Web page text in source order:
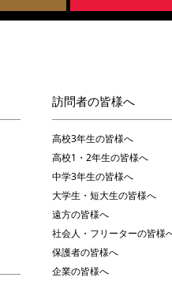
訪問者の皆様へ
高校3年生の皆様へ
高校1・2年生の皆様へ
中学3年生の皆様へ
大学生・短大生の皆様へ
遠方の皆様へ
社会人・フリーターの皆様
保護者の皆様へ
企業の皆様へ